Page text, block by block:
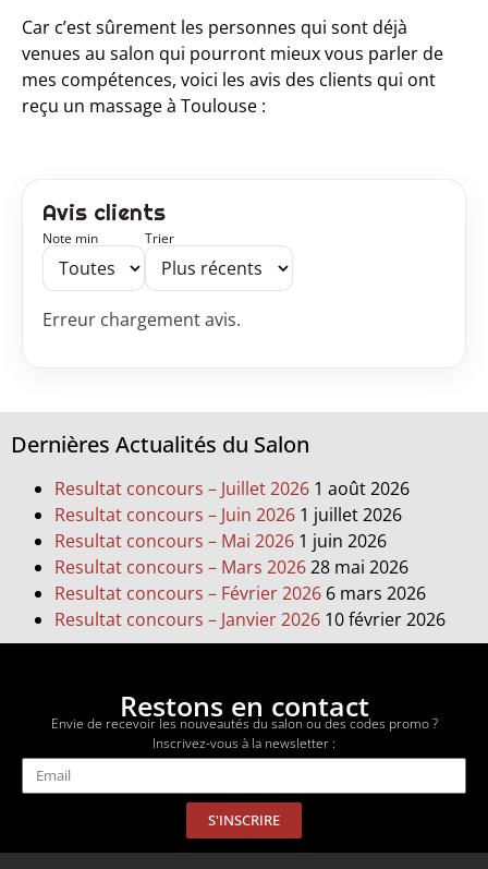
Car c’est sûrement les personnes qui sont déjà
venues au salon qui pourront mieux vous parler de
mes compétences, voici les avis des clients qui ont
reçu un massage à Toulouse :
Avis clients
Note min Trier
Erreur chargement avis.
Dernières Actualités du Salon
Resultat concours – Juillet 2026 1 août 2026
Resultat concours – Juin 2026 1 juillet 2026
Resultat concours – Mai 2026 1 juin 2026
Resultat concours – Mars 202628 mai 2026
Resultat concours – Février 2026 6 mars 2026
Resultat concours – Janvier 2026 10 février 2026
Restons en contact
Envie de recevoir les nouveautés du salon ou des codes promo ?
Inscrivez-vous à la newsletter :
S'INSCRIRE